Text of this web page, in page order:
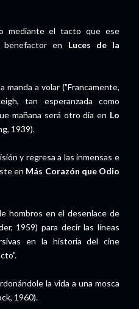
mediante el tacto que ese
en Luces de la
manda a volar ("Francamente,
tan esperanzada como
mañana será otro día en Lo
1939).
y regresa a las inmensas e
en Más Corazón que Odio
hombros en el desenlace de
1959) para decir las líneas
en la historia del cine
la vida a una mosca
1960).